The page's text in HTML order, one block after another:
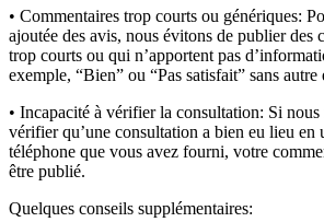
• Commentaires trop courts ou génériques:
ajoutée des avis, nous évitons de publier des
trop courts ou qui n’apportent pas
exemple, “Bien” ou “Pas satisfait” sans
• Incapacité à vérifier la consultation: Si nous
vérifier qu’une consultation a bien eu lieu en
téléphone que vous avez fourni, votre
être publié.
Quelques conseils supplémentaires: